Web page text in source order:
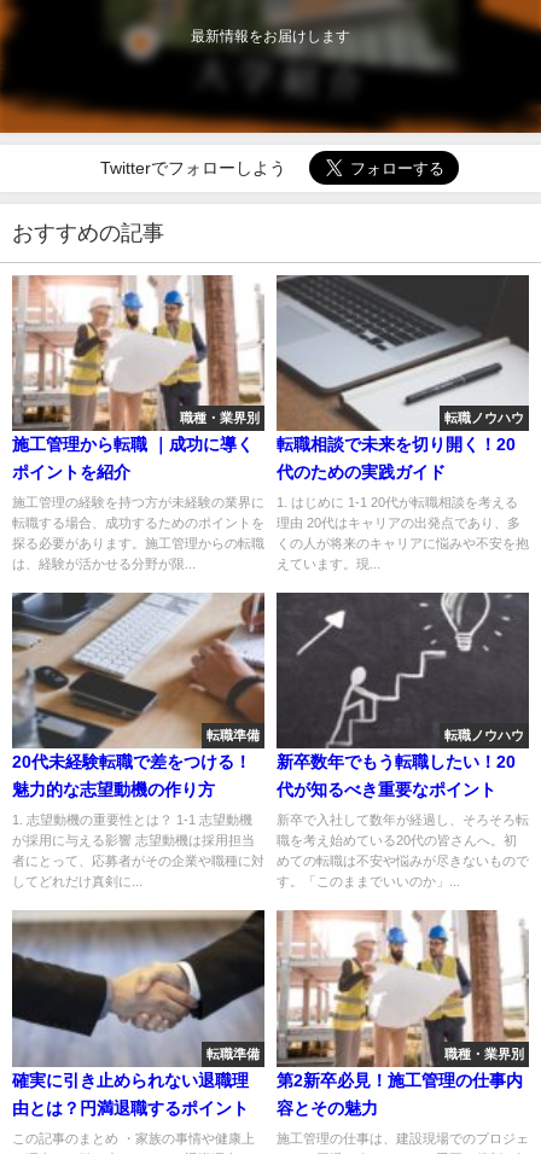
最新情報をお届けします
Twitterでフォローしよう
おすすめの記事
職種・業界別
施工管理から転職 ｜成功に導く
ポイントを紹介
施工管理の経験を持つ方が未経験の業界に
転職する場合、成功するためのポイントを
探る必要があります。施工管理からの転職
は、経験が活かせる分野が限...
転職ノウハウ
転職相談で未来を切り開く！20
代のための実践ガイド
1. はじめに 1-1 20代が転職相談を考える
理由 20代はキャリアの出発点であり、多
くの人が将来のキャリアに悩みや不安を抱
えています。現...
転職準備
20代未経験転職で差をつける！
魅力的な志望動機の作り方
1. 志望動機の重要性とは？ 1-1 志望動機
が採用に与える影響 志望動機は採用担当
者にとって、応募者がその企業や職種に対
してどれだけ真剣に...
転職ノウハウ
新卒数年でもう転職したい！20
代が知るべき重要なポイント
新卒で入社して数年が経過し、そろそろ転
職を考え始めている20代の皆さんへ。初
めての転職は不安や悩みが尽きないもので
す。「このままでいいのか」...
転職準備
確実に引き止められない退職理
由とは？円満退職するポイント
この記事のまとめ ・家族の事情や健康上
職種・業界別
第2新卒必見！施工管理の仕事内
容とその魅力
施工管理の仕事は、建設現場でのプロジェ